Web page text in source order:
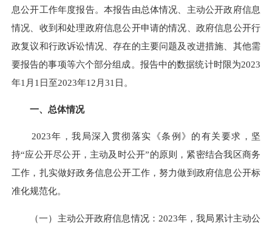
息公开工作年度报告。本报告由总体情况、主动公开政府信息
情况、收到和处理政府信息公开申请的情况、政府信息公开行
政复议和行政诉讼情况、存在的主要问题及改进措施、其他需
要报告的事项等六个部分组成。报告中的数据统计时限为2023
年1月1日至2023年12月31日。
一、总体情况
2023年，我局深入贯彻落实《条例》的有关要求，坚
持“应公开尽公开，主动及时公开”的原则，紧密结合我区商务
工作，扎实做好政务信息公开工作，努力做到政府信息公开标
准化规范化。
（一）主动公开政府信息情况：2023年，我局累计主动公